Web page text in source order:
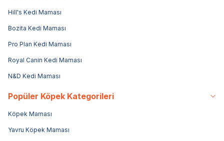
Hill's Kedi Maması
Bozita Kedi Maması
Pro Plan Kedi Maması
Royal Canin Kedi Maması
N&D Kedi Maması
Popüler Köpek Kategorileri
Köpek Maması
Yavru Köpek Maması